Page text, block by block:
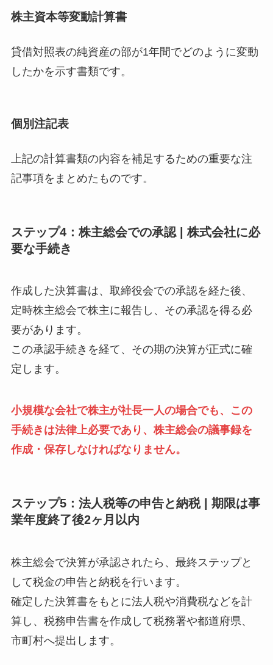
株主資本等変動計算書
貸借対照表の純資産の部が1年間でどのように変動
したかを示す書類です。
個別注記表
上記の計算書類の内容を補足するための重要な注
記事項をまとめたものです。
ステップ4：株主総会での承認 | 株式会社に必
要な手続き
作成した決算書は、取締役会での承認を経た後、
定時株主総会で株主に報告し、その承認を得る必
要があります。
この承認手続きを経て、その期の決算が正式に確
定します。
小規模な会社で株主が社長一人の場合でも、この
手続きは法律上必要であり、株主総会の議事録を
作成・保存しなければなりません。
ステップ5：法人税等の申告と納税 | 期限は事
業年度終了後2ヶ月以内
株主総会で決算が承認されたら、最終ステップと
して税金の申告と納税を行います。
確定した決算書をもとに法人税や消費税などを計
算し、税務申告書を作成して税務署や都道府県、
市町村へ提出します。